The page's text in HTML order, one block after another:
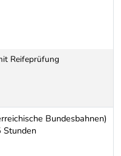
Reifeprüfung
Bundesbahnen)
Stunden